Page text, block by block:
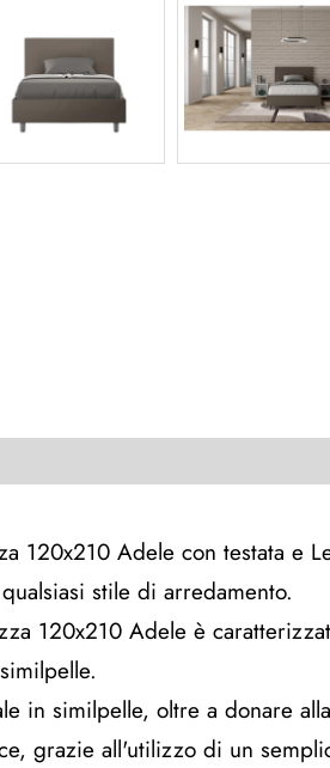
120x210 Adele con testata e
stile di arredamento.
120x210 Adele è
in similpelle, oltre a donare
grazie all'utilizzo di un